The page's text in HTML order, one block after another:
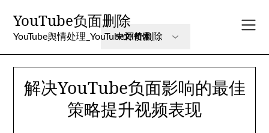
content
YouTube负面删除
YouTube舆情处理_YouTube评价删除
解决YouTube负面影响的最佳
策略提升视频表现